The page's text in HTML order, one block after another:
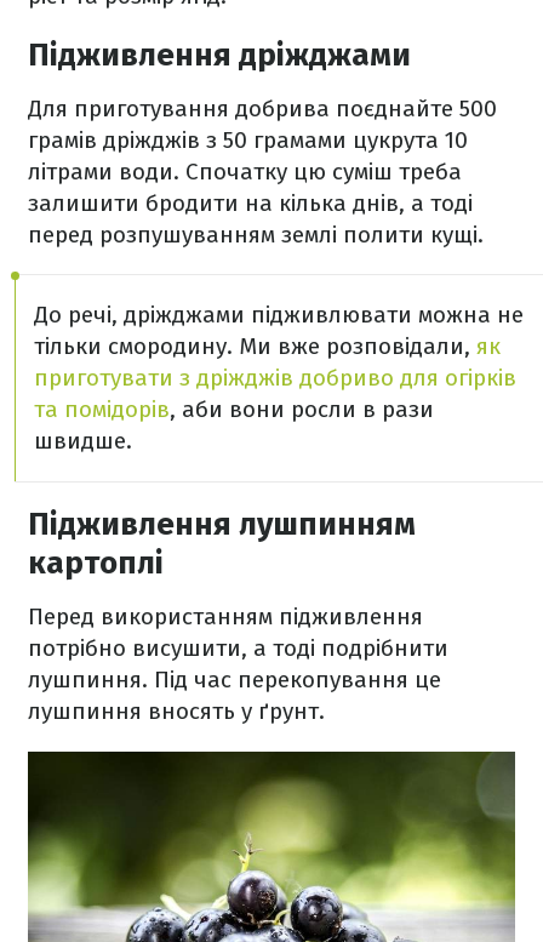
Підживлення дріжджами
Для приготування добрива поєднайте 500
грамів дріжджів з 50 грамами цукрута 10
літрами води. Спочатку цю суміш треба
залишити бродити на кілька днів, а тоді
перед розпушуванням землі полити кущі.
До речі, дріжджами підживлювати можна не
тільки смородину. Ми вже розповідали, як
приготувати з дріжджів добриво для огірків
та помідорів, аби вони росли в рази
швидше.
Підживлення лушпинням
картоплі
Перед використанням підживлення
потрібно висушити, а тоді подрібнити
лушпиння. Під час перекопування це
лушпиння вносять у ґрунт.